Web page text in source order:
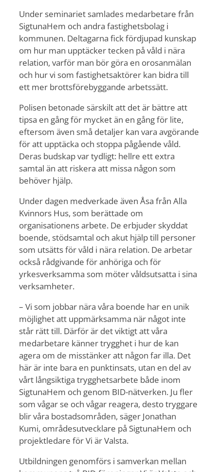
Under seminariet samlades medarbetare från
SigtunaHem och andra fastighetsbolag i
kommunen. Deltagarna fick fördjupad kunskap
om hur man upptäcker tecken på våld i nära
relation, varför man bör göra en orosanmälan
och hur vi som fastighetsaktörer kan bidra till
ett mer brottsförebyggande arbetssätt.
Polisen betonade särskilt att det är bättre att
tipsa en gång för mycket än en gång för lite,
eftersom även små detaljer kan vara avgörande
för att upptäcka och stoppa pågående våld.
Deras budskap var tydligt: hellre ett extra
samtal än att riskera att missa någon som
behöver hjälp.
Under dagen medverkade även Åsa från Alla
Kvinnors Hus, som berättade om
organisationens arbete. De erbjuder skyddat
boende, stödsamtal och akut hjälp till personer
som utsätts för våld i nära relation. De arbetar
också rådgivande för anhöriga och för
yrkesverksamma som möter våldsutsatta i sina
verksamheter.
– Vi som jobbar nära våra boende har en unik
möjlighet att uppmärksamma när något inte
står rätt till. Därför är det viktigt att våra
medarbetare känner trygghet i hur de kan
agera om de misstänker att någon far illa. Det
här är inte bara en punktinsats, utan en del av
vårt långsiktiga trygghetsarbete både inom
SigtunaHem och genom BID-nätverken. Ju fler
som vågar se och vågar reagera, desto tryggare
blir våra bostadsområden, säger Jonathan
Kumi, områdesutvecklare på SigtunaHem och
projektledare för Vi är Valsta.
Utbildningen genomförs i samverkan mellan